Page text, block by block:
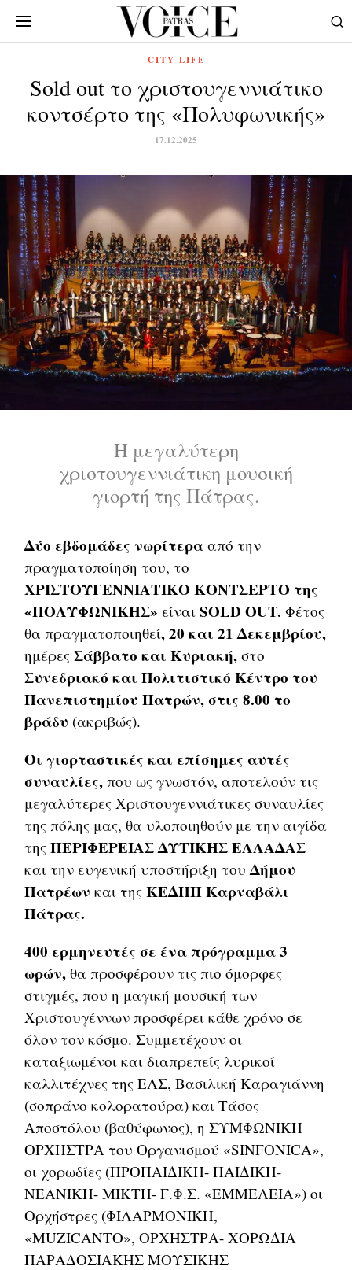
CITY LIFE
Sold out το χριστουγεννιάτικο
κοντσέρτο της «Πολυφωνικής»
17.12.2025
Η μεγαλύτερη
χριστουγεννιάτικη μουσική
γιορτή της Πάτρας.
Δύο εβδομάδες νωρίτερα από την
πραγματοποίηση του, το
ΧΡΙΣΤΟΥΓΕΝΝΙΑΤΙΚΟ ΚΟΝΤΣΕΡΤΟ της
«ΠΟΛΥΦΩΝΙΚΗΣ»είναι SOLD OUT.Φέτος
θα πραγματοποιηθεί, 20 και 21 Δεκεμβρίου,
ημέρεςΣάββατο και Κυριακή, στο
Συνεδριακό και Πολιτιστικό Κέντρο του
Πανεπιστημίου Πατρών, στις 8.00 το
βράδυ (ακριβώς).
Οι γιορταστικές και επίσημες αυτές
συναυλίες, που ως γνωστόν, αποτελούν τις
μεγαλύτερες Χριστουγεννιάτικες συναυλίες
της πόλης μας, θα υλοποιηθούν με την αιγίδα
τηςΠΕΡΙΦΕΡΕΙΑΣ ΔΥΤΙΚΗΣ ΕΛΛΑΔΑΣ
και την ευγενική υποστήριξη του Δήμου
Πατρέων και τηςΚΕΔΗΠ Καρναβάλι
Πάτρας.
400 ερμηνευτές σε ένα πρόγραμμα 3
ωρών, θα προσφέρουν τις πιο όμορφες
στιγμές, που η μαγική μουσική των
Χριστουγέννων προσφέρει κάθε χρόνο σε
όλον τον κόσμο. Συμμετέχουν οι
καταξιωμένοι και διαπρεπείς λυρικοί
καλλιτέχνες της ΕΛΣ, Βασιλική Καραγιάννη
(σοπράνο κολορατούρα) και Τάσος
Αποστόλου (βαθύφωνος), η ΣΥΜΦΩΝΙΚΗ
ΟΡΧΗΣΤΡΑ του Οργανισμού «SINFONICA»,
οι χορωδίες (ΠΡΟΠΑΙΔΙΚΗ- ΠΑΙΔΙΚΗ-
ΝΕΑΝΙΚΗ- ΜΙΚΤΗ- Γ.Φ.Σ. «ΕΜΜΕΛΕΙΑ») οι
Ορχήστρες (ΦΙΛΑΡΜΟΝΙΚΗ,
«MUZICANTO», ΟΡΧΗΣΤΡΑ- ΧΟΡΩΔΙΑ
ΠΑΡΑΔΟΣΙΑΚΗΣ ΜΟΥΣΙΚΗΣ